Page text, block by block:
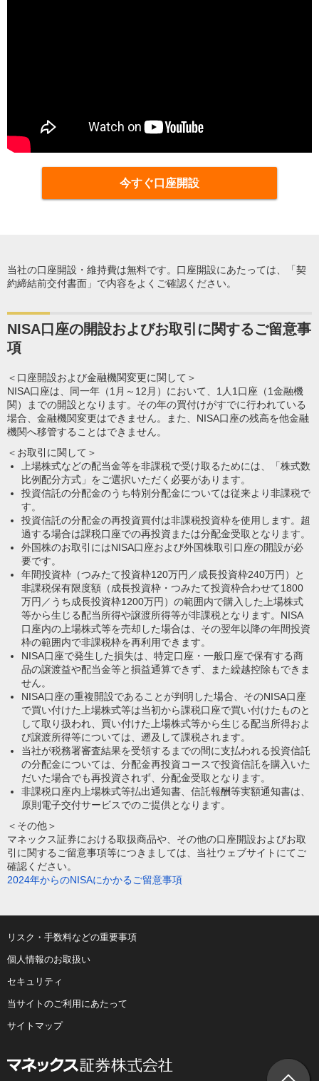
今すぐ口座開設
当社の口座開設・維持費は無料です。口座開設にあたっては、「契
約締結前交付書面」で内容をよくご確認ください。
NISA口座の開設およびお取引に関するご留意事
項
＜口座開設および金融機関変更に関して＞
NISA口座は、同一年（1月～12月）において、1人1口座（1金融機
関）までの開設となります。その年の買付けがすでに行われている
場合、金融機関変更はできません。また、NISA口座の残高を他金融
機関へ移管することはできません。
＜お取引に関して＞
上場株式などの配当金等を非課税で受け取るためには、「株式数
比例配分方式」をご選択いただく必要があります。
投資信託の分配金のうち特別分配金については従来より非課税で
す。
投資信託の分配金の再投資買付は非課税投資枠を使用します。超
過する場合は課税口座での再投資または分配金受取となります。
外国株のお取引にはNISA口座および外国株取引口座の開設が必
要です。
年間投資枠（つみたて投資枠120万円／成長投資枠240万円）と
非課税保有限度額（成長投資枠・つみたて投資枠合わせて1800
万円／うち成長投資枠1200万円）の範囲内で購入した上場株式
等から生じる配当所得や譲渡所得等が非課税となります。NISA
口座内の上場株式等を売却した場合は、その翌年以降の年間投資
枠の範囲内で非課税枠を再利用できます。
NISA口座で発生した損失は、特定口座・一般口座で保有する商
品の譲渡益や配当金等と損益通算できず、また繰越控除もできま
せん。
NISA口座の重複開設であることが判明した場合、そのNISA口座
で買い付けた上場株式等は当初から課税口座で買い付けたものと
して取り扱われ、買い付けた上場株式等から生じる配当所得およ
び譲渡所得等については、遡及して課税されます。
当社が税務署審査結果を受領するまでの間に支払われる投資信託
の分配金については、分配金再投資コースで投資信託を購入いた
だいた場合でも再投資されず、分配金受取となります。
非課税口座内上場株式等払出通知書、信託報酬等実額通知書は、
原則電子交付サービスでのご提供となります。
＜その他＞
マネックス証券における取扱商品や、その他の口座開設およびお取
引に関するご留意事項等につきましては、当社ウェブサイトにてご
確認ください。
2024年からのNISAにかかるご留意事項
リスク・手数料などの重要事項
個人情報のお取扱い
セキュリティ
当サイトのご利用にあたって
サイトマップ